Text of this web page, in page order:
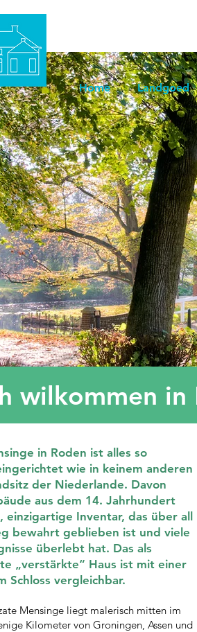
Home Landgoed
wilkommen in
in Roden ist alles so
wie in keinem anderen
der Niederlande. Davon
aus dem 14. Jahrhundert
einzigartige Inventar, das über all
bewahrt geblieben ist und viele
überlebt hat. Das als
„verstärkte“ Haus ist mit einer
Schloss vergleichbar.
Mensinge liegt malerisch mitten im
Kilometer von Groningen, Assen und